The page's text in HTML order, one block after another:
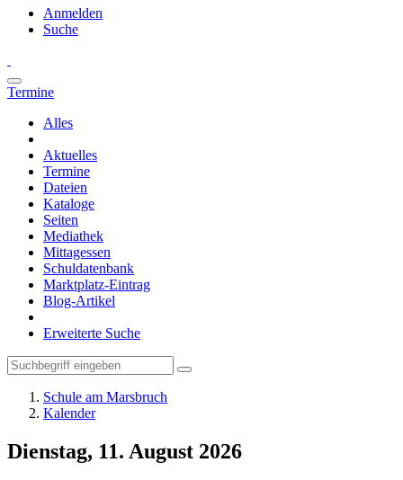
Anmelden
Suche
Termine
Alles
Aktuelles
Termine
Dateien
Kataloge
Seiten
Mediathek
Mittagessen
Schuldatenbank
Marktplatz-Eintrag
Blog-Artikel
Erweiterte Suche
Schule am Marsbruch
Kalender
Dienstag, 11. August 2026